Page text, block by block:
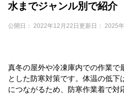
水までジャンル別で紹介
公開日： 2022年12月22日 更新日： 2025
真冬の屋外や冷凍庫内での作業で
とした防寒対策です。体温の低下
につながるため、防寒作業着で対